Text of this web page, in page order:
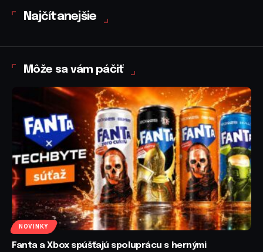
Najčítanejšie
Môže sa vám páčiť
NOVINKY
Fanta a Xbox spúšťajú spoluprácu s hernými